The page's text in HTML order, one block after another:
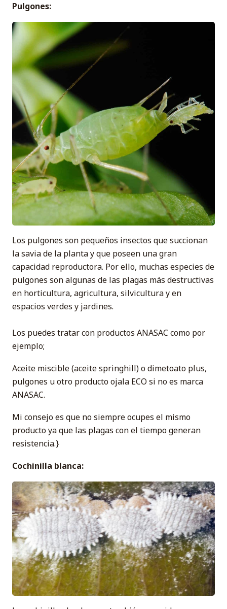
Pulgones:
Los pulgones son pequeños insectos que succionan
la savia de la planta y que poseen una gran
capacidad reproductora. Por ello, muchas especies de
pulgones son algunas de las plagas más destructivas
en horticultura, agricultura, silvicultura y en
espacios verdes y jardines.
Los puedes tratar con productos ANASAC como por
ejemplo;
Aceite miscible (aceite springhill) o dimetoato plus,
pulgones u otro producto ojala ECO si no es marca
ANASAC.
Mi consejo es que no siempre ocupes el mismo
producto ya que las plagas con el tiempo generan
resistencia.}
Cochinilla blanca: